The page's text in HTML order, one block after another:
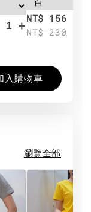
+NT$ 156
NT$ 230
入購物車
瀏覽全部